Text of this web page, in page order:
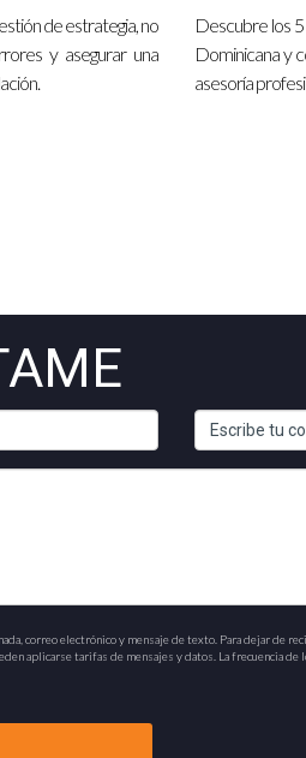
de estrategia, no
y asegurar una
Descubre los
Dominicana y
asesoría
correo electrónico y mensaje de texto. Para dejar de
aplicarse tarifas de mensajes y datos. La frecuencia de